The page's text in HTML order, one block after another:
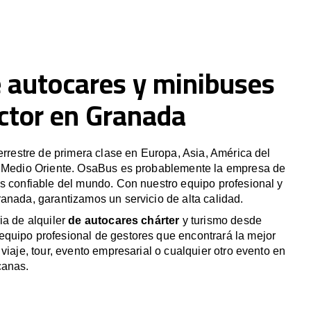
y minibuses
en Granada
de primera clase en Europa, Asia, América del
Oriente. OsaBus es probablemente la empresa de
confiable del mundo. Con nuestro equipo profesional y
garantizamos un servicio de alta calidad.
de alquilerde autocares chárter y turismo desde
profesional de gestores que encontrará la mejor
tour, evento empresarial o cualquier otro evento en